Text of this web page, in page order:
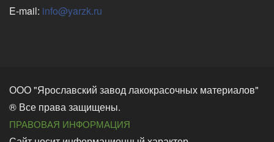
E-mail: info@yarzk.ru
ООО "Ярославский завод лакокрасочных материалов"
® Все права защищены.
ПРАВОВАЯ ИНФОРМАЦИЯ